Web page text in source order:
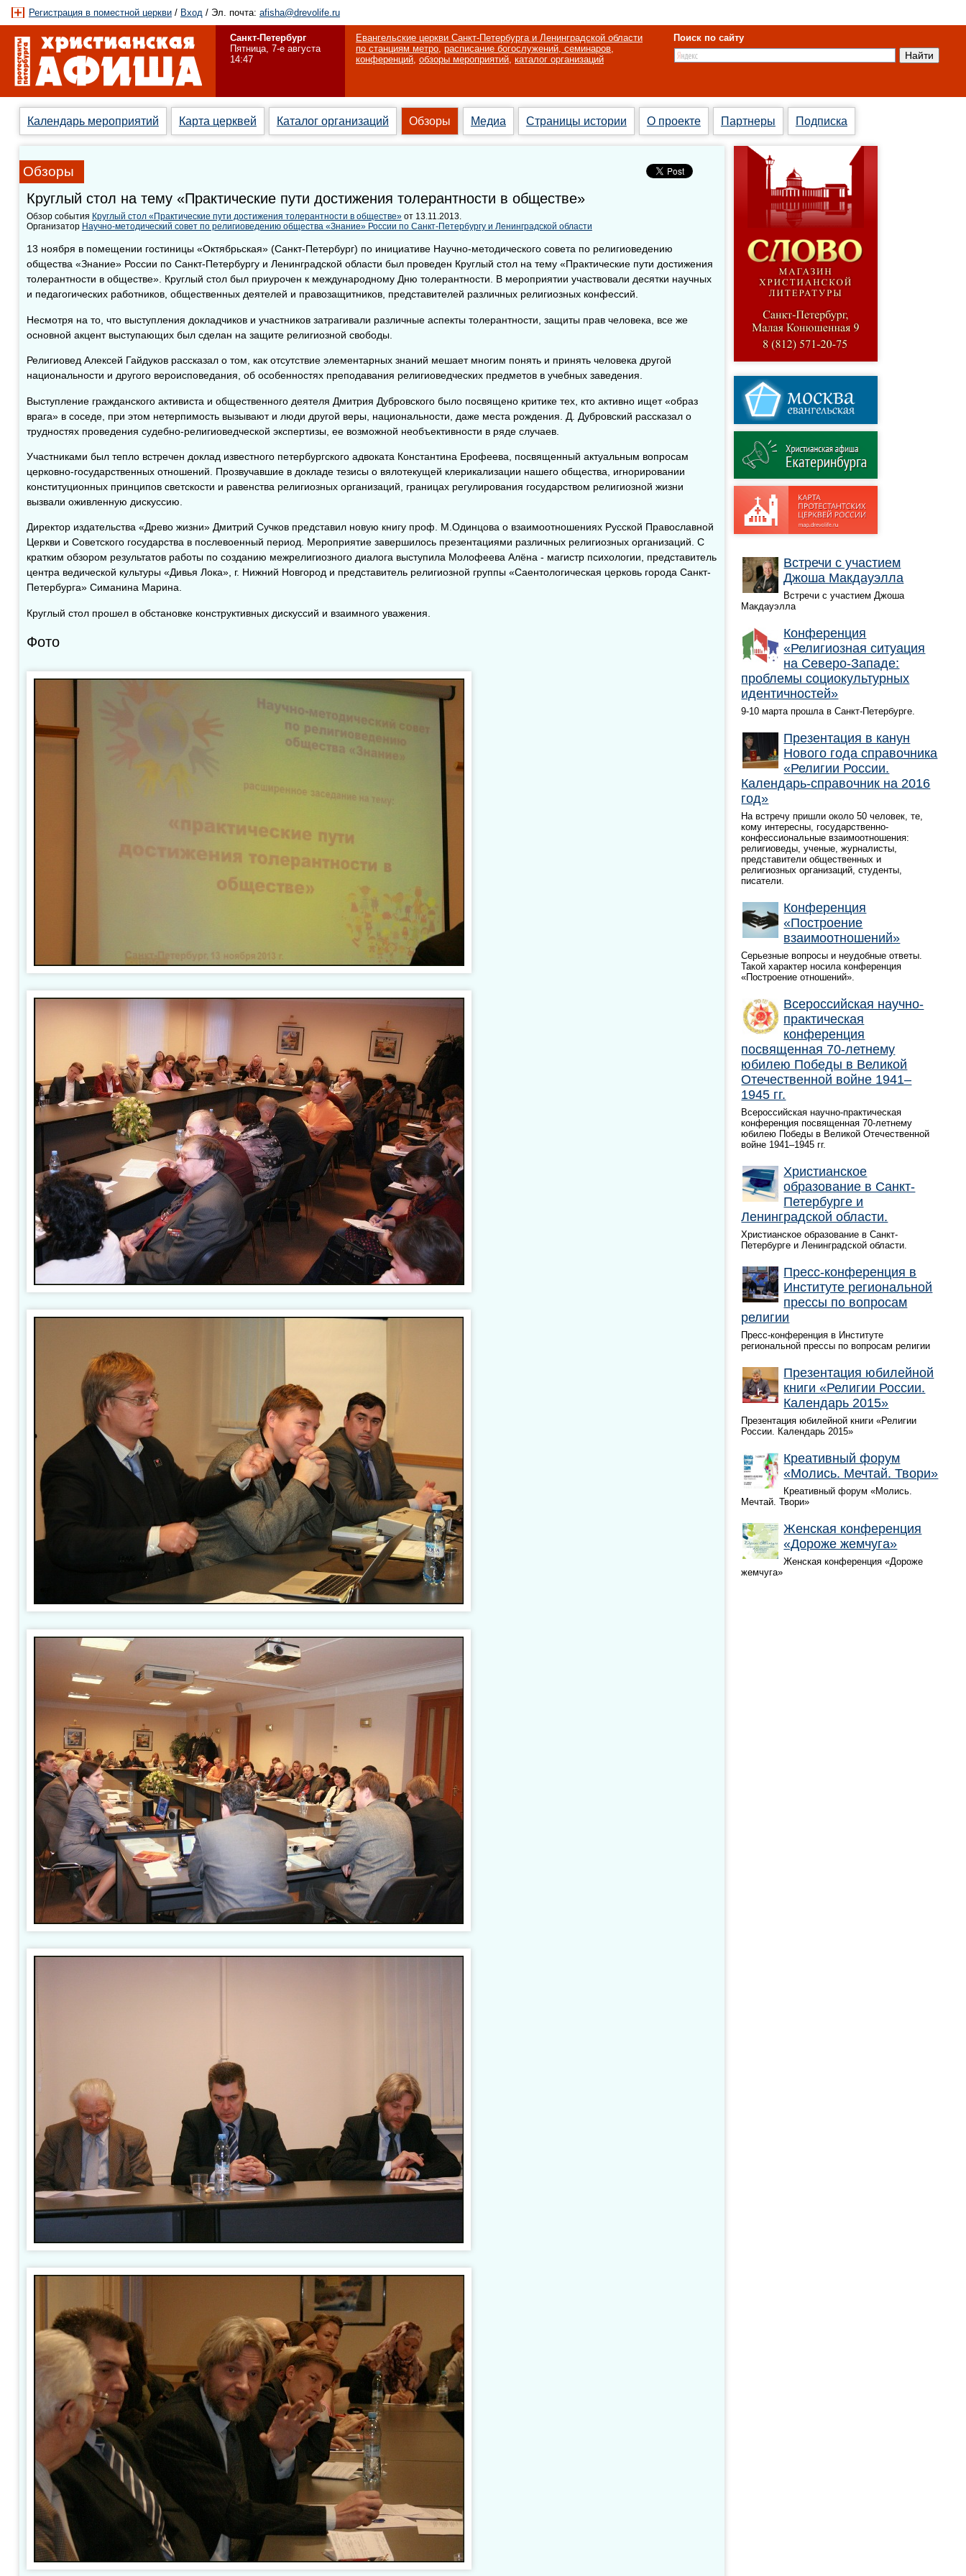
Регистрация в поместной церкви / Вход / Эл. почта: afisha@drevolife.ru
Санкт-Петербург
Пятница, 7-е августа
14:47
Евангельские церкви Санкт-Петербурга и Ленинградской области
по станциям метро, расписание богослужений, семинаров,
конференций, обзоры мероприятий, каталог организаций
Поиск по сайту
Календарь мероприятий Карта церквей Каталог организаций Обзоры Медиа Страницы истории О проекте Партнеры Подписка
Обзоры
Круглый стол на тему «Практические пути достижения толерантности в обществе»
Обзор события Круглый стол «Практические пути достижения толерантности в обществе»от 13.11.2013.
Организатор Научно-методический совет по религиоведению общества «Знание» России по Санкт-Петербургу и Ленинградской области
13 ноября в помещении гостиницы «Октябрьская» (Санкт-Петербург) по инициативе Научно-методического совета по религиоведению
общества «Знание» России по Санкт-Петербургу и Ленинградской области был проведен Круглый стол на тему «Практические пути достижения
толерантности в обществе». Круглый стол был приурочен к международному Дню толерантности. В мероприятии участвовали десятки научных
и педагогических работников, общественных деятелей и правозащитников, представителей различных религиозных конфессий.
Несмотря на то, что выступления докладчиков и участников затрагивали различные аспекты толерантности, защиты прав человека, все же
основной акцент выступающих был сделан на защите религиозной свободы.
Религиовед Алексей Гайдуков рассказал о том, как отсутствие элементарных знаний мешает многим понять и принять человека другой
национальности и другого вероисповедания, об особенностях преподавания религиоведческих предметов в учебных заведения.
Выступление гражданского активиста и общественного деятеля Дмитрия Дубровского было посвящено критике тех, кто активно ищет «образ
врага» в соседе, при этом нетерпимость вызывают и люди другой веры, национальности, даже места рождения. Д. Дубровский рассказал о
трудностях проведения судебно-религиоведческой экспертизы, ее возможной необъективности в ряде случаев.
Участниками был тепло встречен доклад известного петербургского адвоката Константина Ерофеева, посвященный актуальным вопросам
церковно-государственных отношений. Прозвучавшие в докладе тезисы о вялотекущей клерикализации нашего общества, игнорировании
конституционных принципов светскости и равенства религиозных организаций, границах регулирования государством религиозной жизни
вызвали оживленную дискуссию.
Директор издательства «Древо жизни» Дмитрий Сучков представил новую книгу проф. М.Одинцова о взаимоотношениях Русской Православной
Церкви и Советского государства в послевоенный период. Мероприятие завершилось презентациями различных религиозных организаций. С
кратким обзором результатов работы по созданию межрелигиозного диалога выступила Молофеева Алёна - магистр психологии, представитель
центра ведической культуры «Дивья Лока», г. Нижний Новгород и представитель религиозной группы «Саентологическая церковь города Санкт-
Петербурга» Симанина Марина.
Круглый стол прошел в обстановке конструктивных дискуссий и взаимного уважения.
Фото
Встречи с участием
Джоша Макдауэлла
Встречи с участием Джоша
Макдауэлла
Конференция
«Религиозная ситуация
на Северо-Западе:
проблемы социокультурных
идентичностей»
9-10 марта прошла в Санкт-Петербурге.
Презентация в канун
Нового года справочника
«Религии России.
Календарь-справочник на 2016
год»
На встречу пришли около 50 человек, те,
кому интересны, государственно-
конфессиональные взаимоотношения:
религиоведы, ученые, журналисты,
представители общественных и
религиозных организаций, студенты,
писатели.
Конференция
«Построение
взаимоотношений»
Серьезные вопросы и неудобные ответы.
Такой характер носила конференция
«Построение отношений».
Всероссийская научно-
практическая
конференция
посвященная 70-летнему
юбилею Победы в Великой
Отечественной войне 1941–
1945 гг.
Всероссийская научно-практическая
конференция посвященная 70-летнему
юбилею Победы в Великой Отечественной
войне 1941–1945 гг.
Христианское
образование в Санкт-
Петербурге и
Ленинградской области.
Христианское образование в Санкт-
Петербурге и Ленинградской области.
Пресс-конференция в
Институте региональной
прессы по вопросам
религии
Пресс-конференция в Институте
региональной прессы по вопросам религии
Презентация юбилейной
книги «Религии России.
Календарь 2015»
Презентация юбилейной книги «Религии
России. Календарь 2015»
Креативный форум
«Молись. Мечтай. Твори»
Креативный форум «Молись.
Мечтай. Твори»
Женская конференция
«Дороже жемчуга»
Женская конференция «Дороже
жемчуга»